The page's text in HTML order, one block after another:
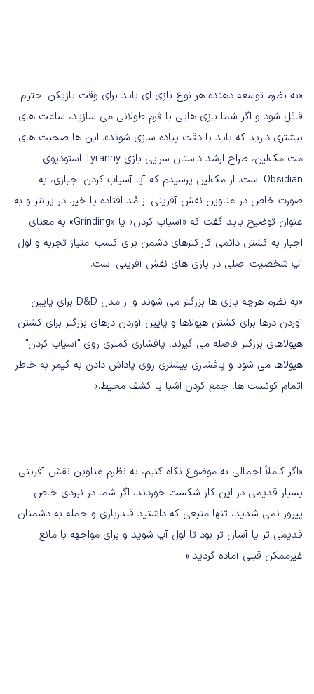
«به نظرم توسعه دهنده هر نوع بازی ای باید برای وقت بازیکن احترام
قائل شود و اگر شما بازی هایی با فرم طولانی می سازید، ساعت های
بیشتری دارید که باید با دقت پیاده سازی شوند». این ها صحبت های
مت مک‌لین، طراح ارشد داستان سرایی بازی Tyranny استودیوی
Obsidian است. از مک‌لین پرسیدم که آیا آسیاب کردن اجباری، به
صورت خاص در عناوین نقش آفرینی از مُد افتاده یا خیر. در پرانتز و به
عنوان توضیح باید گفت که «آسیاب کردن» یا «Grinding» به معنای
اجبار به کشتن دائمی کاراکترهای دشمن برای کسب امتیاز تجربه و لول
آپ شخصیت اصلی در بازی های نقش آفرینی است.
«به نظرم هرچه بازی ها بزرگتر می شوند و از مدل D&D برای پایین
آوردن درها برای کشتن هیولاها و پایین آوردن درهای بزرگتر برای کشتن
هیولاهای بزرگتر فاصله می گیرند، پافشاری کمتری روی "آسیاب کردن"
هیولاها می شود و پافشاری بیشتری روی پاداش دادن به گیمر به خاطر
اتمام کوئست ها، جمع کردن اشیا یا کشف محیط.»
«اگر کاملاً اجمالی به موضوع نگاه کنیم، به نظرم عناوین نقش آفرینی
بسیار قدیمی در این کار شکست خوردند، اگر شما در نبردی خاص
پیروز نمی شدید، تنها منبعی که داشتید قلدربازی و حمله به دشمنان
قدیمی تر یا آسان تر بود تا لول آپ شوید و برای مواجهه با مانع
غیرممکن قبلی آماده گردید.»